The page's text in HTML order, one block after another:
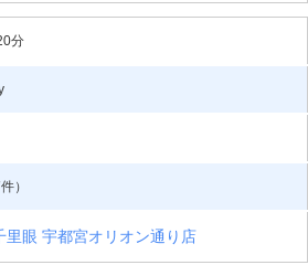
分
）
里眼 宇都宮オリオン通り店